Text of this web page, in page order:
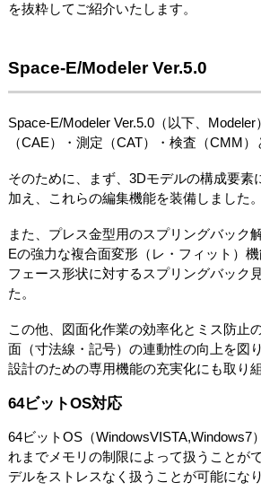
を抜粋してご紹介いたします。
Space-E/Modeler Ver.5.0
Space-E/Modeler Ver.5.0（以下、
（CAE）・測定（CAT）・検査（CMM）
そのために、まず、3Dモデルの構成要素
加え、これらの編集機能を装備しました。
また、プレス金型用のスプリングバック
Eの強力な複合面変形（レ・フィット）
フェース形状に対するスプリングバック
た。
この他、図面化作業の効率化とミス防止
面（寸法線・記号）の連動性の向上を図
設計のための専用機能の充実化にも取り
64ビットOS対応
64ビットOS（WindowsVISTA,Windows7
れまでメモリの制限によって扱うことが
デルをストレスなく扱うことが可能になり